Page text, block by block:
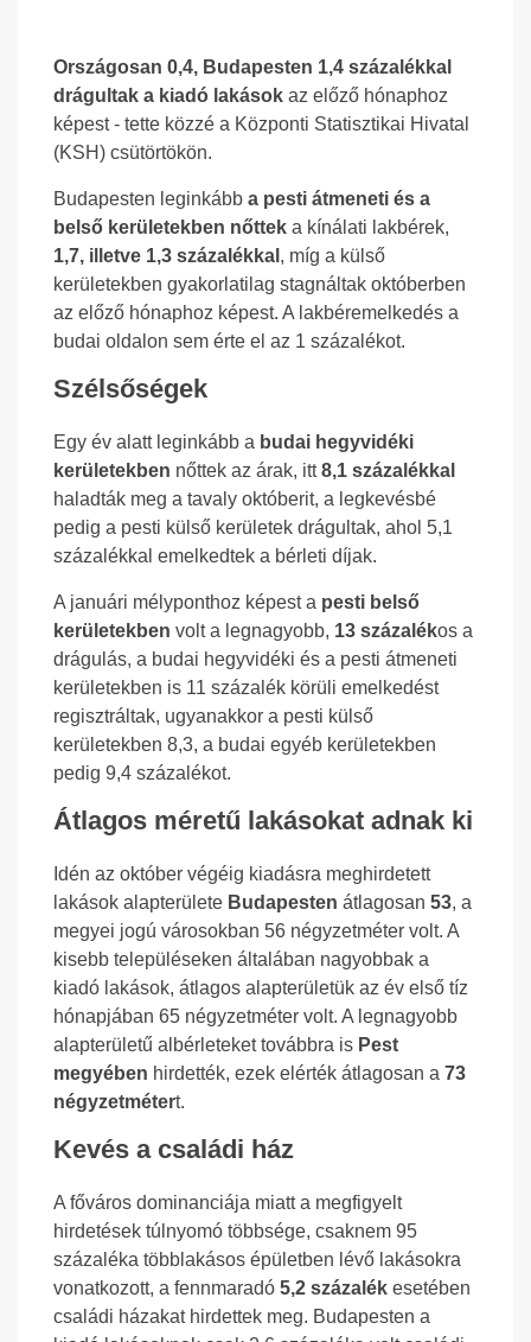
Országosan 0,4, Budapesten 1,4 százalékkal
drágultak a kiadó lakások az előző hónaphoz
képest - tette közzé a Központi Statisztikai Hivatal
(KSH) csütörtökön.
Budapesten leginkább a pesti átmeneti és a
belső kerületekben nőttek a kínálati lakbérek,
1,7, illetve 1,3 százalékkal , míg a külső
kerületekben gyakorlatilag stagnáltak októberben
az előző hónaphoz képest. A lakbéremelkedés a
budai oldalon sem érte el az 1 százalékot.
Szélsőségek
Egy év alatt leginkább a budai hegyvidéki
kerületekben nőttek az árak, itt8,1 százalékkal
haladták meg a tavaly októberit, a legkevésbé
pedig a pesti külső kerületek drágultak, ahol 5,1
százalékkal emelkedtek a bérleti díjak.
A januári mélyponthoz képest a pesti belső
kerületekben volt a legnagyobb, 13 százalékos a
drágulás, a budai hegyvidéki és a pesti átmeneti
kerületekben is 11 százalék körüli emelkedést
regisztráltak, ugyanakkor a pesti külső
kerületekben 8,3, a budai egyéb kerületekben
pedig 9,4 százalékot.
Átlagos méretű lakásokat adnak ki
Idén az október végéig kiadásra meghirdetett
lakások alapterülete Budapesten átlagosan 53, a
megyei jogú városokban 56 négyzetméter volt. A
kisebb településeken általában nagyobbak a
kiadó lakások, átlagos alapterületük az év első tíz
hónapjában 65 négyzetméter volt. A legnagyobb
alapterületű albérleteket továbbra is Pest
megyében hirdették, ezek elérték átlagosan a 73
négyzetmétert.
Kevés a családi ház
A főváros dominanciája miatt a megfigyelt
hirdetések túlnyomó többsége, csaknem 95
százaléka többlakásos épületben lévő lakásokra
vonatkozott, a fennmaradó 5,2 százalék esetében
családi házakat hirdettek meg. Budapesten a